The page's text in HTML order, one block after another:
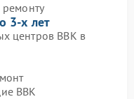
3-х лет
центров BBK в
BBK